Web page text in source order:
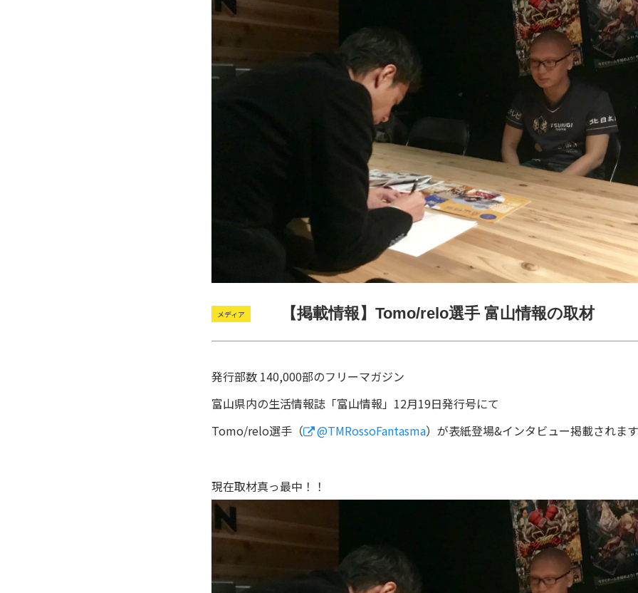
メディア 【掲載情報】Tomo/relo選手 富山情報の取材
発行部数 140,000部のフリーマガジン
富山県内の生活情報誌「富山情報」12月19日発行号にて
Tomo/relo選手（
@TMRossoFantasma）が表紙登場&インタビュー掲載されま
現在取材真っ最中！！